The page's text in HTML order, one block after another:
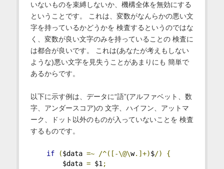
いないものを束縛しないか、機構全体を無効にする
ということです。 これは、変数がなんらかの悪い文
字を持っているかどうかを 検査するというのではな
く、変数が良い文字のみを持っていることの 検査に
は都合が良いです。 これは(あなたが考えもしない
ような)悪い文字を見失うことがあまりにも 簡単で
あるからです。
以下に示す例は、データに“語”(アルファベット、数
字、アンダースコア)の 文字、ハイフン、アットマ
ーク、ドット以外のものが入っていないことを 検査
するものです。
if ($data =~ /^([-\@\w.]+)$/)
{
$data = $1 ;